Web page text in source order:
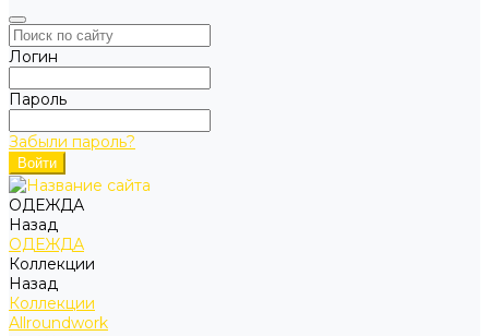
Логин
Пароль
Забыли пароль?
ОДЕЖДА
Назад
ОДЕЖДА
Коллекции
Назад
Коллекции
Allroundwork